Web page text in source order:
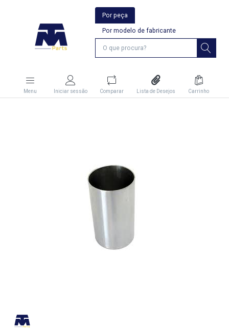
Por peça
Por modelo de fabricante
Menu Iniciar sessão Comparar Lista de Desejos Carrinho